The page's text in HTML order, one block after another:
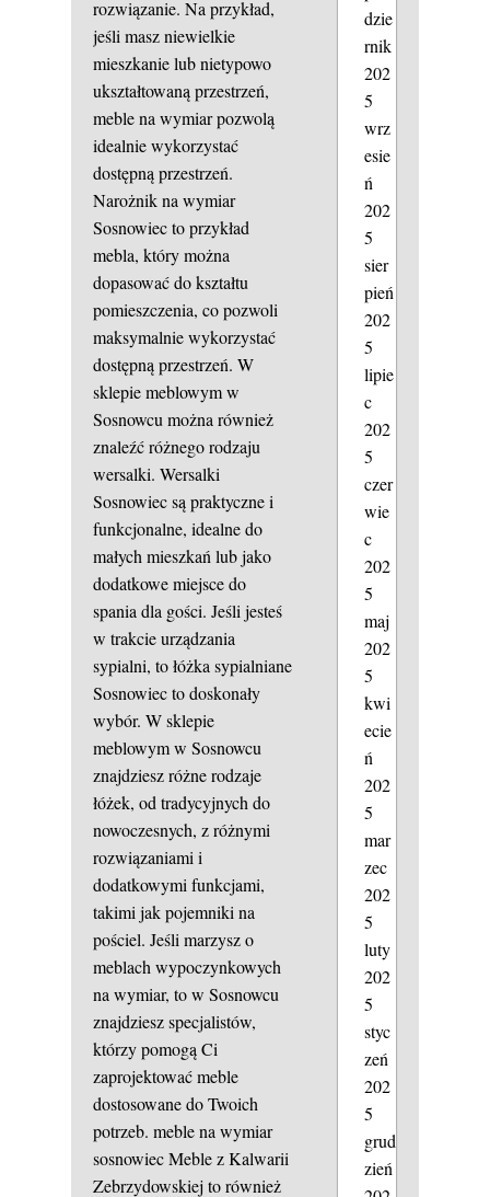
rozwiązanie. Na przykład,
jeśli masz niewielkie
mieszkanie lub nietypowo
ukształtowaną przestrzeń,
meble na wymiar pozwolą
idealnie wykorzystać
dostępną przestrzeń.
Narożnik na wymiar
Sosnowiec to przykład
mebla, który można
dopasować do kształtu
pomieszczenia, co pozwoli
maksymalnie wykorzystać
dostępną przestrzeń. W
sklepie meblowym w
Sosnowcu można również
znaleźć różnego rodzaju
wersalki. Wersalki
Sosnowiec są praktyczne i
funkcjonalne, idealne do
małych mieszkań lub jako
dodatkowe miejsce do
spania dla gości. Jeśli jesteś
w trakcie urządzania
sypialni, to łóżka sypialniane
Sosnowiec to doskonały
wybór. W sklepie
meblowym w Sosnowcu
znajdziesz różne rodzaje
łóżek, od tradycyjnych do
nowoczesnych, z różnymi
rozwiązaniami i
dodatkowymi funkcjami,
takimi jak pojemniki na
pościel. Jeśli marzysz o
meblach wypoczynkowych
na wymiar, to w Sosnowcu
znajdziesz specjalistów,
którzy pomogą Ci
zaprojektować meble
dostosowane do Twoich
potrzeb. meble na wymiar
sosnowiecMeble z Kalwarii
Zebrzydowskiej to również
dzie
rnik
202
5
wrz
esie
ń
202
5
sier
pień
202
5
lipie
c
202
5
czer
wie
c
202
5
maj
202
5
kwi
ecie
ń
202
5
mar
zec
202
5
luty
202
5
styc
zeń
202
5
grud
zień